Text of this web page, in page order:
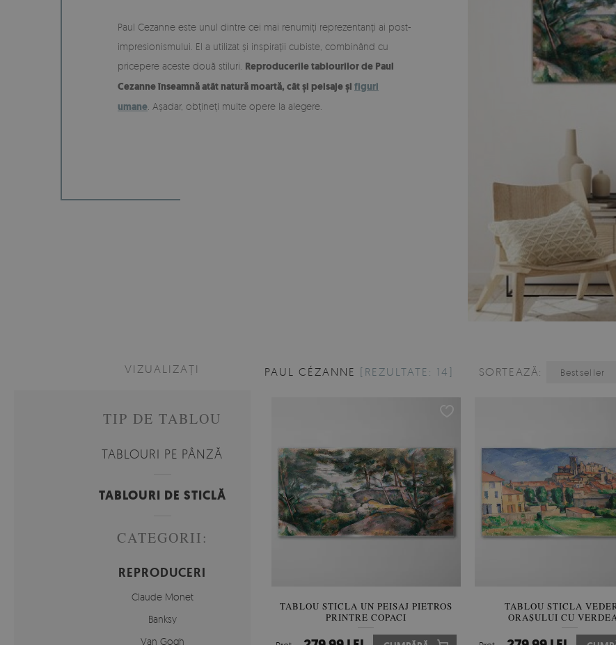
Paul Cezanne este unul dintre cei mai renumiți reprezentanți ai post-
impresionismului. El a utilizat și inspirații cubiste, combinând cu
pricepere aceste două stiluri. Reproducerile tablourilor de Paul
Cezanne înseamnă atât natură moartă, cât și peisaje și figuri
umane . Așadar, obțineți multe opere la alegere.
VIZUALIZAȚI
TIP DE TABLOU
TABLOURI PE PÂNZĂ
TABLOURI DE STICLĂ
CATEGORII:
REPRODUCERI
Claude Monet
Banksy
Van Gogh
PAUL CÉZANNE [REZULTATE: 14] SORTEAZĂ: Bestseller
TABLOU STICLA UN PEISAJ PIETROS
PRINTRE COPACI
TABLOU STICLA
ORAȘULUI CU